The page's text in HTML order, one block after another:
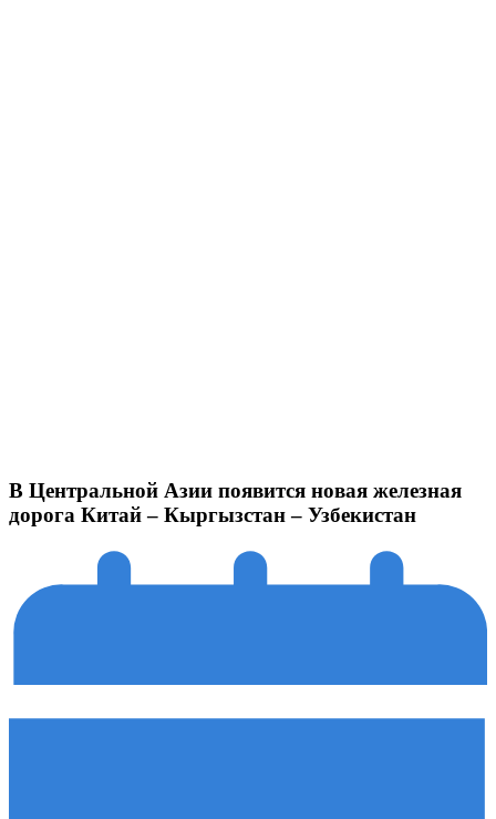
В Центральной Азии появится новая железная
дорога Китай – Кыргызстан – Узбекистан